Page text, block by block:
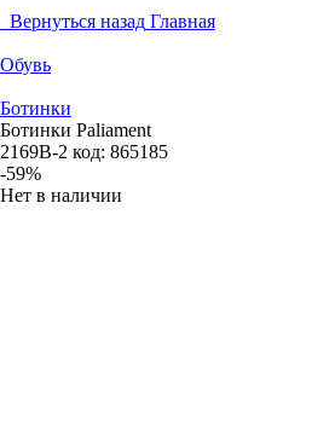
Вернуться назад Главная
Обувь
Ботинки
Ботинки Paliament
2169B-2 код: 865185
-59%
Нет в наличии